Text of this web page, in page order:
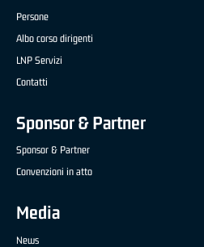
Persone
Albo corso dirigenti
LNP Servizi
Contatti
Sponsor & Partner
Sponsor & Partner
Convenzioni in atto
Media
News